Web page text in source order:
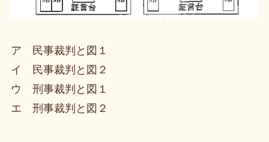
ア 民事裁判と図１
イ 民事裁判と図２
ウ 刑事裁判と図１
エ 刑事裁判と図２